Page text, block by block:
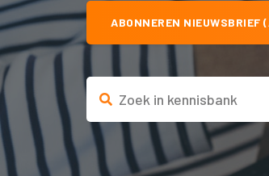
ABONNEREN NIEUWSBRIEF